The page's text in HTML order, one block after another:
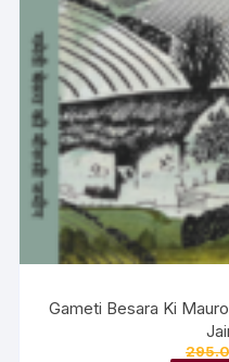
Gameti Besara Ki